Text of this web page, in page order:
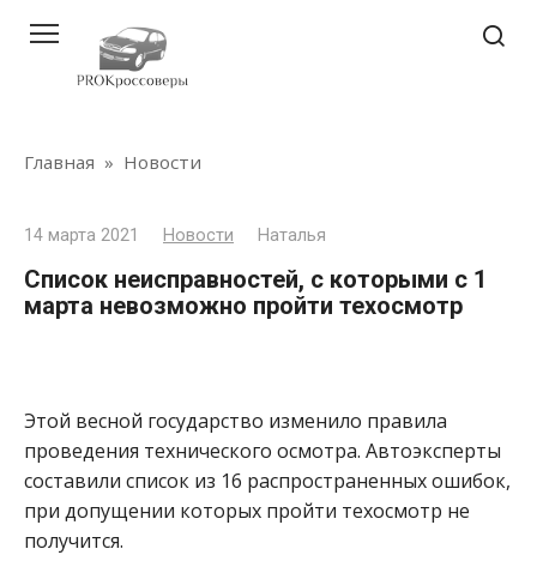
контенту
Главная » Новости
14 марта 2021 Новости Наталья
Список неисправностей, с которыми с 1
марта невозможно пройти техосмотр
Этой весной государство изменило правила
проведения технического осмотра. Автоэксперты
составили список из 16 распространенных ошибок,
при допущении которых пройти техосмотр не
получится.